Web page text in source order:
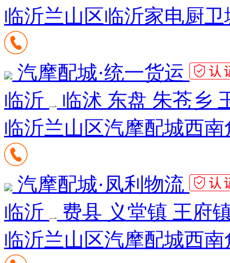
临沂兰山区临沂家电厨
汽摩配城·统一货运
临沂
临沭 东盘 朱苍乡
临沂兰山区汽摩配城西南
汽摩配城·凤利物流
临沂
费县 义堂镇 王府
临沂兰山区汽摩配城西南